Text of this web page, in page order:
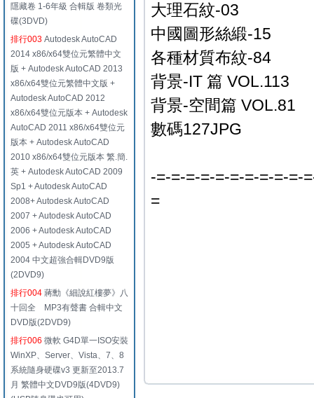
隱藏卷 1-6年級 合輯版 卷類光
碟(3DVD)
排行003 Autodesk AutoCAD
2014 x86/x64雙位元繁體中文
版 + Autodesk AutoCAD 2013
x86/x64雙位元繁體中文版 +
Autodesk AutoCAD 2012
x86/x64雙位元版本 + Autodesk
AutoCAD 2011 x86/x64雙位元
版本 + Autodesk AutoCAD
2010 x86/x64雙位元版本 繁.簡.
英 + Autodesk AutoCAD 2009
Sp1 + Autodesk AutoCAD
2008+ Autodesk AutoCAD
2007 + Autodesk AutoCAD
2006 + Autodesk AutoCAD
2005 + Autodesk AutoCAD
2004 中文超強合輯DVD9版
(2DVD9)
排行004 蔣勳《細說紅樓夢》八
十回全 MP3有聲書 合輯中文
DVD版(2DVD9)
排行006 微軟 G4D單一ISO安裝
WinXP、Server、Vista、7、8
系統隨身硬碟v3 更新至2013.7
月 繁體中文DVD9版(4DVD9)
大理石紋-03
中國圖形絲緞-15
各種材質布紋-84
背景-IT 篇 VOL.113
背景-空間篇 VOL.81
數碼127JPG
-=-=-=-=-=-=-=-=-=-=-
=